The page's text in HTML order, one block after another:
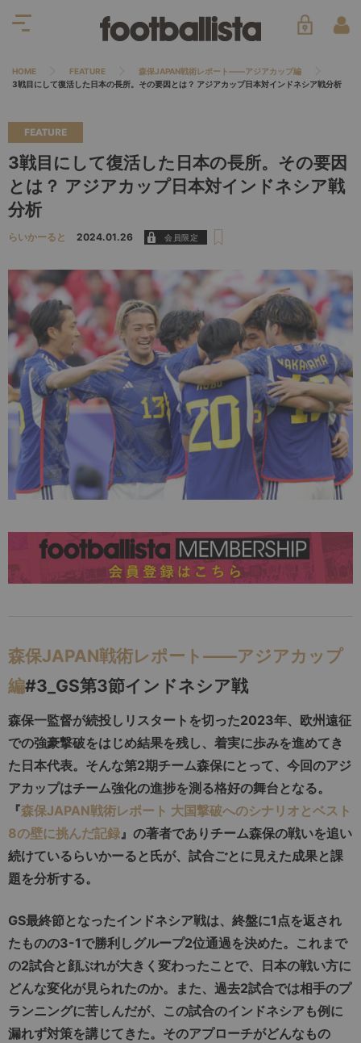
HOME FEATURE
森保JAPAN戦術レポート――アジアカップ編
3戦目にして復活した日本の長所。その要因とは？ アジアカップ日本対インドネシア戦分析
FEATURE
3戦目にして復活した日本の長所。その要因
とは？ アジアカップ日本対インドネシア戦
分析
らいかーると 2024.01.26
森保JAPAN戦術レポート――アジアカップ
編#3_GS第3節インドネシア戦
森保一監督が続投しリスタートを切った2023年、欧州遠征
での強豪撃破をはじめ結果を残し、着実に歩みを進めてき
た日本代表。そんな第2期チーム森保にとって、今回のアジ
アカップはチーム強化の進捗を測る格好の舞台となる。
『森保JAPAN戦術レポート 大国撃破へのシナリオとベスト
8の壁に挑んだ記録』の著者でありチーム森保の戦いを追い
続けているらいかーると氏が、試合ごとに見えた成果と課
題を分析する。
GS最終節となったインドネシア戦は、終盤に1点を返され
たものの3-1で勝利しグループ2位通過を決めた。これまで
の2試合と顔ぶれが大きく変わったことで、日本の戦い方に
どんな変化が見られたのか。また、過去2試合では相手のプ
ランニングに苦しんだが、この試合のインドネシアも例に
漏れず対策を講じてきた。そのアプローチがどんなもの